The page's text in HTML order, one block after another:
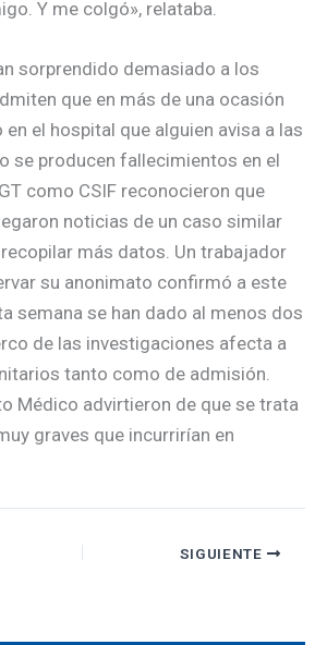
Y me colgó», relataba.
sorprendido demasiado a los
que en más de una ocasión
el hospital que alguien avisa a las
se producen fallecimientos en el
como CSIF reconocieron que
noticias de un caso similar
más datos. Un trabajador
su anonimato confirmó a este
semana se han dado al menos dos
de las investigaciones afecta a
tanto como de admisión.
Médico advirtieron de que se trata
graves que incurrirían en
SIGUIENTE